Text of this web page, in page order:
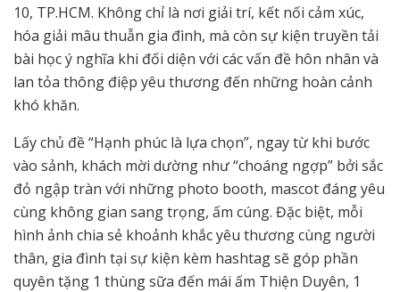
10, TP.HCM. Không chỉ là nơi giải trí, kết nối cảm xúc,
hóa giải mâu thuẫn gia đình, mà còn sự kiện truyền tải
bài học ý nghĩa khi đối diện với các vấn đề hôn nhân và
lan tỏa thông điệp yêu thương đến những hoàn cảnh
khó khăn.
Lấy chủ đề “Hạnh phúc là lựa chọn”, ngay từ khi bước
vào sảnh, khách mời dường như “choáng ngợp” bởi sắc
đỏ ngập tràn với những photo booth, mascot đáng yêu
cùng không gian sang trọng, ấm cúng. Đặc biệt, mỗi
hình ảnh chia sẻ khoảnh khắc yêu thương cùng người
thân, gia đình tại sự kiện kèm hashtag sẽ góp phần
quyên tặng 1 thùng sữa đến mái ấm Thiện Duyên, 1